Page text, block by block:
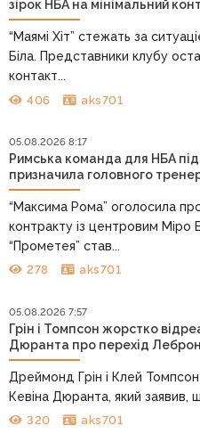
зірок НБА на мінімальний
“Маямі Хіт” стежать за
Біла. Представники клубу
контакт...
406 aks701
05.08.2026 8:17
Римська команда для НБА
призначила головного
“Максима Рома” оголосила
контракту із центровим Міро
“Прометея” став...
278 aks701
05.08.2026 7:57
Грін і Томпсон жорстко
Дюранта про перехід
Дреймонд Грін і Клей
Кевіна Дюранта, який заявив,
320 aks701